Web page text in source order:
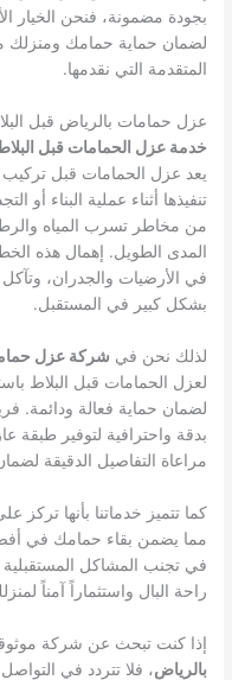
بجودة مضمونة، فنحن الخيار
لضمان حماية حمامك ومنزلك
المتقدمة التي نقدمها.
عزل حمامات بالرياض قبل
خدمة عزل الحمامات قبل
يعد عزل الحمامات قبل
تنفيذها أثناء عملية البناء
من مخاطر تسرب المياه
المدى الطويل. إهمال هذه
في الأرضيات والجدران، وتآكل
بشكل كبير في المستقبل.
لذلك نحن في شركة عزل
لعزل الحمامات قبل البلاط
لضمان حماية فعالة ودائمة.
بدقة واحترافية لتوفير طبقة
مراعاة التفاصيل الدقيقة
كما تتميز خدماتنا بأنها تركز
مما يضمن بقاء حمامك في
في تجنب المشاكل
راحة البال واستثماراً آمناً
إذا كنت تبحث عن شركة
بالرياض، فلا تتردد في